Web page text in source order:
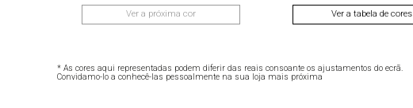
Ver a próxima cor Ver a tabela de cores
* As cores aqui representadas podem diferir das reais consoante os ajustamentos do ecrã.
Convidamo-lo a conhecê-las pessoalmente na sua loja mais próxima